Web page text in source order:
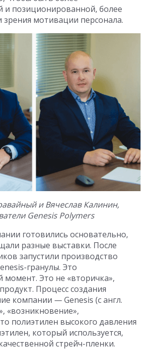
и позиционированной, более
зрения мотивации персонала.
и Вячеслав Калинин,
Genesis Polymers
готовились основательно,
разные выставки. После
запустили производство
гранулы. Это
Это не «вторичка»,
Процесс создания
компании — Genesis (c англ.
«возникновение»,
полиэтилен высокого давления
который используется,
стрейч-пленки.